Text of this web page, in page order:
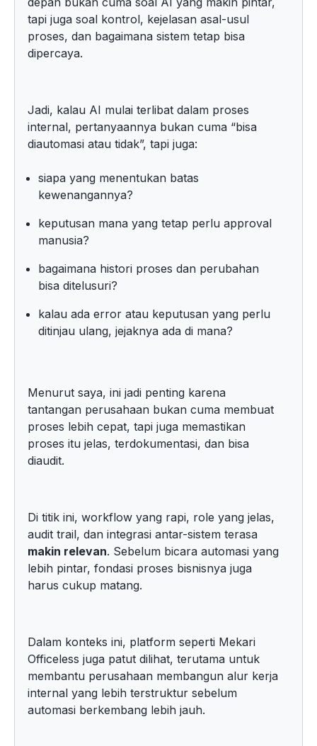
tapi juga soal kontrol, kejelasan asal-usul
proses, dan bagaimana sistem tetap bisa
dipercaya.
Jadi, kalau AI mulai terlibat dalam proses
internal, pertanyaannya bukan cuma “bisa
diautomasi atau tidak”, tapi juga:
siapa yang menentukan batas
kewenangannya?
keputusan mana yang tetap perlu approval
manusia?
bagaimana histori proses dan perubahan
bisa ditelusuri?
kalau ada error atau keputusan yang perlu
ditinjau ulang, jejaknya ada di mana?
Menurut saya, ini jadi penting karena
tantangan perusahaan bukan cuma membuat
proses lebih cepat, tapi juga memastikan
proses itu jelas, terdokumentasi, dan bisa
diaudit.
Di titik ini, workflow yang rapi, role yang jelas,
audit trail, dan integrasi antar-sistem terasa
makin relevan. Sebelum bicara automasi yang
lebih pintar, fondasi proses bisnisnya juga
harus cukup matang.
Dalam konteks ini, platform seperti Mekari
Officeless juga patut dilihat, terutama untuk
membantu perusahaan membangun alur kerja
internal yang lebih terstruktur sebelum
automasi berkembang lebih jauh.